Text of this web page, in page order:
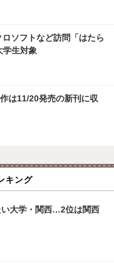
ロソフトなど訪問「はたら
学生対象
は11/20発売の新刊に収
キング
い大学・関西…2位は関西